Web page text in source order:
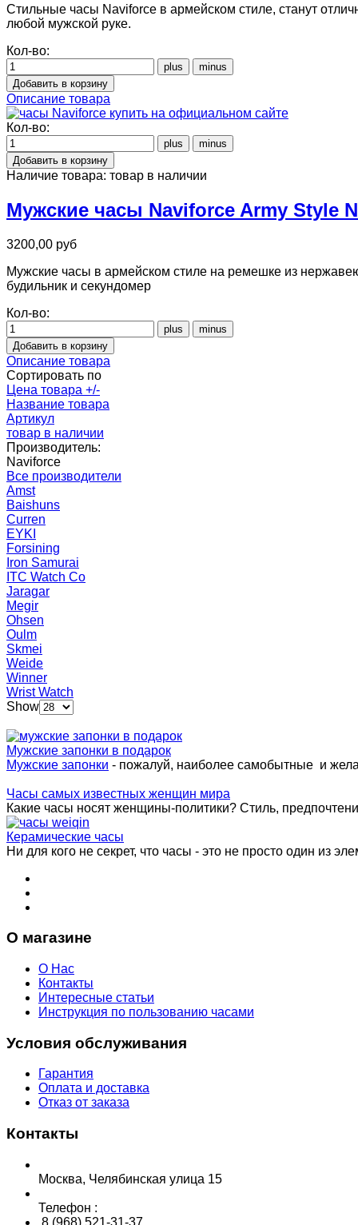
Стильные часы Naviforcе в армейском стиле, станут
любой мужской руке.
Кол-во:
Описание товара
Кол-во:
Наличие товара: товар в наличии
Мужские часы Naviforce Army Style
3200,00 руб
Мужские часы в армейском стиле на ремешке из
будильник и секундомер
Кол-во:
Описание товара
Сортировать по
Цена товара +/-
Название товара
Артикул
товар в наличии
Производитель:
Naviforce
Все производители
Amst
Baishuns
Curren
EYKI
Forsining
Iron Samurai
ITC Watch Co
Jaragar
Megir
Ohsen
Oulm
Skmei
Weide
Winner
Wrist Watch
Show
Мужские запонки в подарок
Мужские запонки - пожалуй, наиболее самобытные и
Часы самых известных женщин мира
Какие часы носят женщины-политики? Стиль,
Керамические часы
Ни для кого не секрет, что часы - это не просто один из
О магазине
О Нас
Контакты
Интересные статьи
Инструкция по пользованию часами
Условия обслуживания
Гарантия
Оплата и доставка
Отказ от заказа
Контакты
Москва, Челябинская улица 15
Телефон :
8 (968) 521-31-37